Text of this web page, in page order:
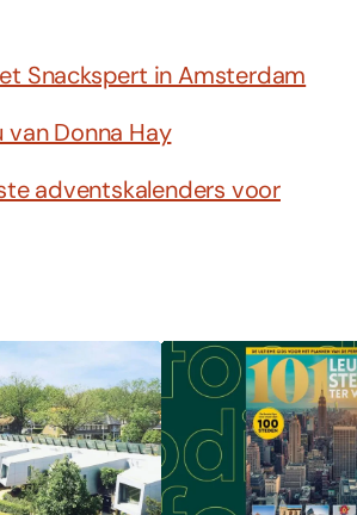
Snackspert in Amsterdam
van Donna Hay
adventskalenders voor